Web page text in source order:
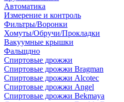
Автоматика
Измерение и контроль
Фильтры/Воронки
Хомуты/Обручи/Прокладки
Вакуумные крышки
Фальшдно
Спиртовые дрожжи
Спиртовые дрожжи Bragman
Спиртовые дрожжи Alcotec
Спиртовые дрожжи Angel
Спиртовые дрожжи Bekmaya